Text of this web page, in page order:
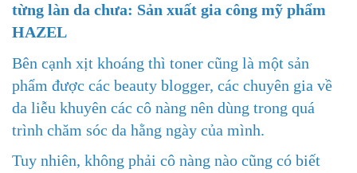
từng làn da chưa: Sản xuất gia công mỹ phẩm
HAZEL
Bên cạnh xịt khoáng thì toner cũng là một sản
phẩm được các beauty blogger, các chuyên gia về
da liễu khuyên các cô nàng nên dùng trong quá
trình chăm sóc da hằng ngày của mình.
Tuy nhiên, không phải cô nàng nào cũng có biết